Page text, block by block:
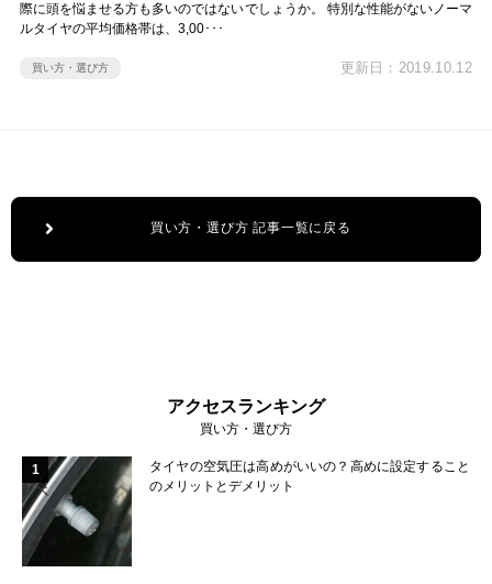
際に頭を悩ませる方も多いのではないでしょうか。 特別な性能がないノーマ
ルタイヤの平均価格帯は、3,00･･･
買い方・選び方 更新日：2019.10.12
買い方・選び方 記事一覧に戻る
アクセスランキング
買い方・選び方
1
タイヤの空気圧は高めがいいの？高めに設定すること
のメリットとデメリット